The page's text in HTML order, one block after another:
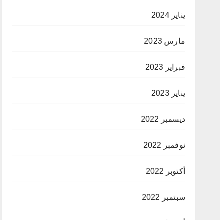
يناير 2024
مارس 2023
فبراير 2023
يناير 2023
ديسمبر 2022
نوفمبر 2022
أكتوبر 2022
سبتمبر 2022